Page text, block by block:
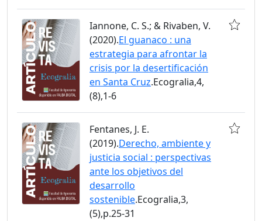
Iannone, C. S.; & Rivaben, V.
(2020).El guanaco : una
estrategia para afrontar la
crisis por la desertificación
en Santa Cruz.Ecogralia,4,
(8),1-6
Fentanes, J. E.
(2019).Derecho, ambiente y
justicia social : perspectivas
ante los objetivos del
desarrollo
sostenible.Ecogralia,3,
(5),p.25-31